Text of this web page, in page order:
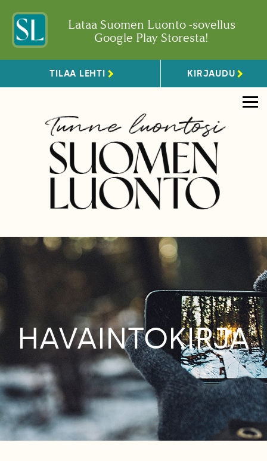
Lataa Suomen Luonto -sovellus
Google Play Storesta!
TILAA LEHTI KIRJAUDU
HAVAINTOKIRJA